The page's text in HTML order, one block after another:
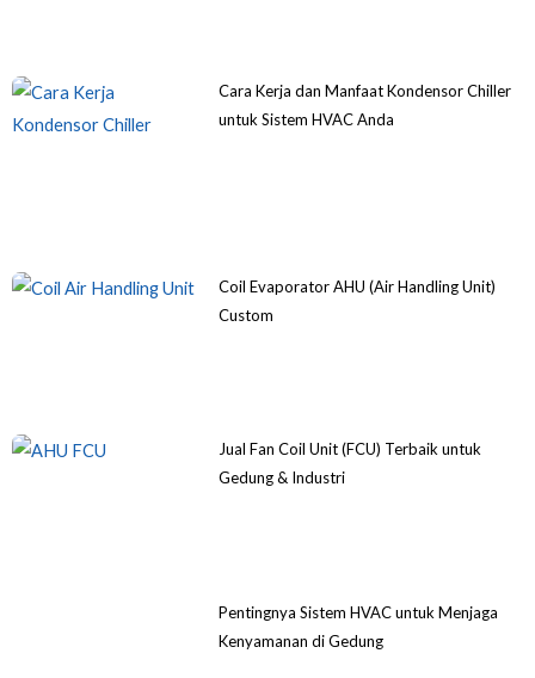
Cara Kerja dan Manfaat Kondensor Chiller
untuk Sistem HVAC Anda
Coil Evaporator AHU (Air Handling Unit)
Custom
Jual Fan Coil Unit (FCU) Terbaik untuk
Gedung & Industri
Pentingnya Sistem HVAC untuk Menjaga
Kenyamanan di Gedung